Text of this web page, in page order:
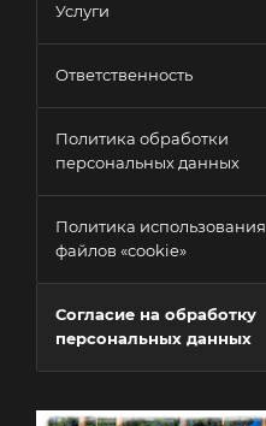
Услуги
Ответственность
Политика обработки
персональных данных
Политика использования
файлов «cookie»
Согласие на обработку
персональных данных